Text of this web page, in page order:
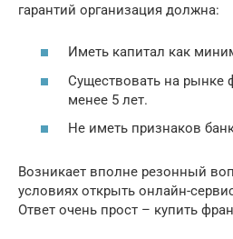
гарантий организация должна:
Иметь капитал как
Существовать на рынке
менее 5 лет.
Не иметь признаков
Возникает вполне резонный
условиях открыть онлайн-
Ответ очень прост – купить